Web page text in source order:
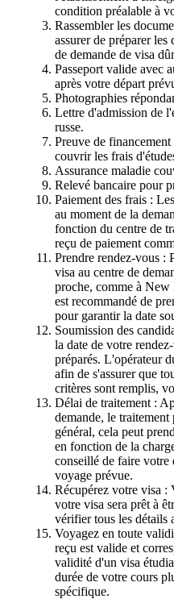
condition préalable à
Rassembler les
assurer de préparer
de demande de visa
Passeport valide avec
après votre départ
Photographies
Lettre d'admission de
russe.
Preuve de
couvrir les frais
Assurance maladie
Relevé bancaire pour
Paiement des frais :
au moment de la
fonction du centre de
reçu de paiement
Prendre rendez-vous :
visa au centre de
proche, comme à
est recommandé de
pour garantir la date
Soumission des
la date de votre
préparés. L'opérateur
afin de s'assurer que
critères sont remplis,
Délai de traitement :
demande, le
général, cela peut
en fonction de la
conseillé de faire votre
voyage prévue.
Récupérez votre visa :
votre visa sera prêt à
vérifier tous les détails
Voyagez en toute
reçu est valide et
validité d'un visa
durée de votre cours
spécifique.